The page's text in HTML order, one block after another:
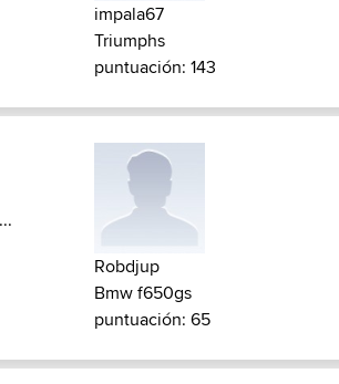
impala67
Triumphs
puntuación: 143
Robdjup
Bmw f650gs
puntuación: 65